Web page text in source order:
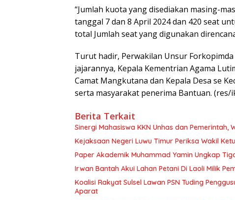
“Jumlah kuota yang disediakan masing-
tanggal 7 dan 8 April 2024 dan 420 seat
total Jumlah seat yang digunakan
Turut hadir, Perwakilan Unsur
jajarannya, Kepala Kementrian Agama
Camat Mangkutana dan Kepala Desa se
serta masyarakat penerima Bantuan. (res/
Berita Terkait
Sinergi Mahasiswa KKN Unhas dan
Paper Akademik Muhammad Yamin Ungkap
Irwan Bantah Akui Lahan Petani Di Laoli Milik
Koalisi Rakyat Sulsel Lawan PSN Tuding
Aparat